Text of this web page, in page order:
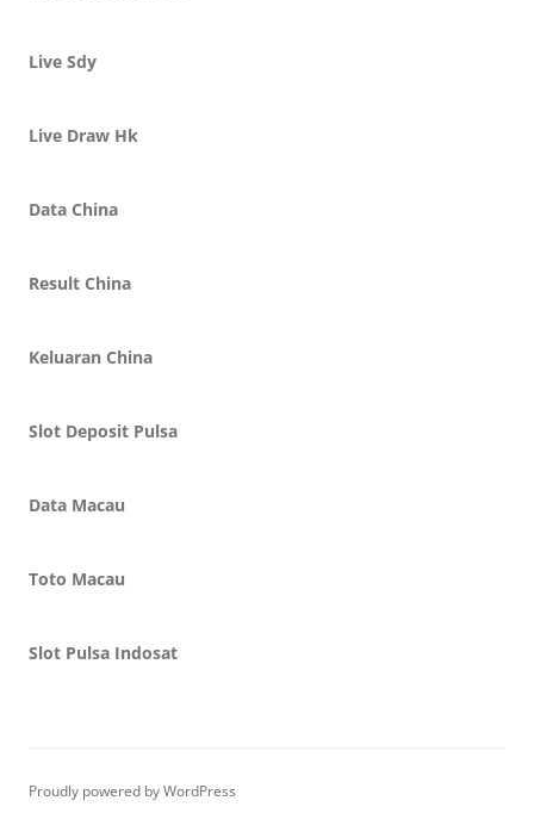
Live Sdy
Live Draw Hk
Data China
Result China
Keluaran China
Slot Deposit Pulsa
Data Macau
Toto Macau
Slot Pulsa Indosat
Proudly powered by WordPress